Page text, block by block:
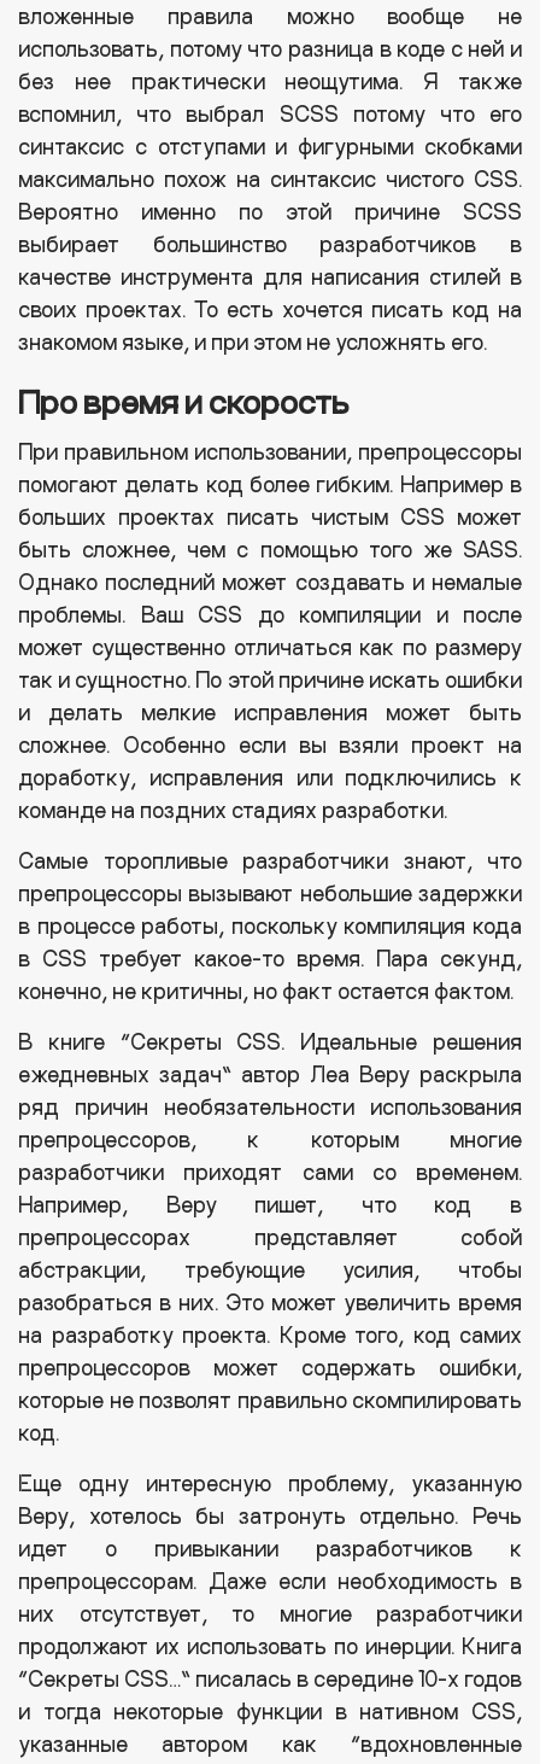
вложенные правила можно вообще не
использовать, потому что разница в коде с ней и
без нее практически неощутима. Я также
вспомнил, что выбрал SCSS потому что его
синтаксис с отступами и фигурными скобками
максимально похож на синтаксис чистого CSS.
Вероятно именно по этой причине SCSS
выбирает большинство разработчиков в
качестве инструмента для написания стилей в
своих проектах. То есть хочется писать код на
знакомом языке, и при этом не усложнять его.
Про время и скорость
При правильном использовании, препроцессоры
помогают делать код более гибким. Например в
больших проектах писать чистым CSS может
быть сложнее, чем с помощью того же SASS.
Однако последний может создавать и немалые
проблемы. Ваш CSS до компиляции и после
может существенно отличаться как по размеру
так и сущностно. По этой причине искать ошибки
и делать мелкие исправления может быть
сложнее. Особенно если вы взяли проект на
доработку, исправления или подключились к
команде на поздних стадиях разработки.
Самые торопливые разработчики знают, что
препроцессоры вызывают небольшие задержки
в процессе работы, поскольку компиляция кода
в CSS требует какое-то время. Пара секунд,
конечно, не критичны, но факт остается фактом.
В книге “Секреты CSS. Идеальные решения
ежедневных задач” автор Леа Веру раскрыла
ряд причин необязательности использования
препроцессоров, к которым многие
разработчики приходят сами со временем.
Например, Веру пишет, что код в
препроцессорах представляет собой
абстракции, требующие усилия, чтобы
разобраться в них. Это может увеличить время
на разработку проекта. Кроме того, код самих
препроцессоров может содержать ошибки,
которые не позволят правильно скомпилировать
код.
Еще одну интересную проблему, указанную
Веру, хотелось бы затронуть отдельно. Речь
идет о привыкании разработчиков к
препроцессорам. Даже если необходимость в
них отсутствует, то многие разработчики
продолжают их использовать по инерции. Книга
“Секреты CSS…” писалась в середине 10-х годов
и тогда некоторые функции в нативном CSS,
указанные автором как “вдохновленные